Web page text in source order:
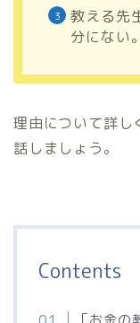
教える先
分にない。
理由について詳し
話しましょう。
Contents